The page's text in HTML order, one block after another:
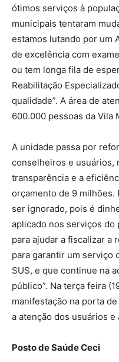
ótimos serviços à
municipais tentaram
estamos lutando por um
de excelência com
ou tem longa fila de
Reabilitação
qualidade”. A área de
600.000 pessoas da Vila
A unidade passa por
conselheiros e usuários,
transparência e a
orçamento de 9 milhões.
ser ignorado, pois é
aplicado nos serviços do
para ajudar a fiscalizar a
para garantir um serviço
SUS, e que continue na
público”. Na terça feira
manifestação na porta
a atenção dos usuários
Posto de Saúde Ceci